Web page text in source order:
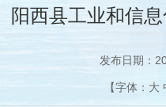
阳西县工业和信
发布日期：
【字体： 大